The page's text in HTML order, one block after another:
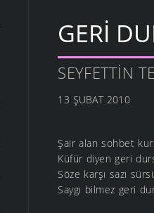
GERI
SEYFETTIN
13 ŞUBAT 2010
Şair alan sohbet
Küfür diyen geri
Söze karşı sazı
Saygı bilmez geri